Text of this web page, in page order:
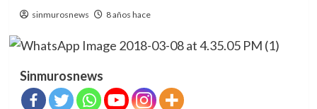
sinmurosnews 8 años hace
Sinmurosnews